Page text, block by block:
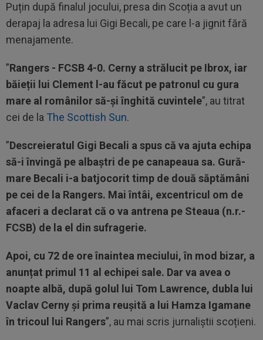
Puțin după finalul jocului, presa din Scoția a avut un
derapaj la adresa lui Gigi Becali, pe care l-a jignit fără
menajamente.
”Rangers - FCSB 4-0. Cerny a strălucit pe Ibrox, iar
băieții lui Clement l-au făcut pe patronul cu gura
mare al românilor să-și înghită cuvintele”, au titrat
cei de la The Scottish Sun.
”Descreieratul Gigi Becali a spus că va ajuta echipa
să-i învingă pe albaștri de pe canapeaua sa. Gură-
mare Becali i-a batjocorit timp de două săptămâni
pe cei de la Rangers. Mai întâi, excentricul om de
afaceri a declarat că o va antrena pe Steaua (n.r.-
FCSB) de la el din sufragerie.
Apoi, cu 72 de ore înaintea meciului, în mod bizar, a
anunțat primul 11 al echipei sale. Dar va avea o
noapte albă, după golul lui Tom Lawrence, dubla lui
Vaclav Cerny și prima reușită a lui Hamza Igamane
în tricoul lui Rangers”, au mai scris jurnaliștii scoțieni.